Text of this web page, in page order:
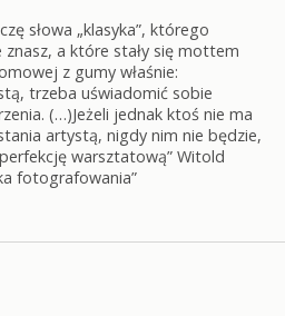
słowa „klasyka”, którego
znasz, a które stały się mottem
z gumy właśnie:
trzeba uświadomić sobie
(…)Jeżeli jednak ktoś nie ma
artystą, nigdy nim nie będzie,
warsztatową” Witold
fotografowania”